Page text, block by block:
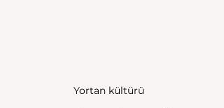
Yortan kültürü